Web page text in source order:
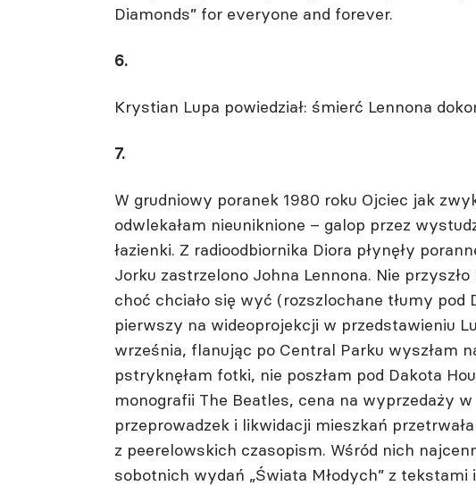
Diamonds” for everyone and forever.
6.
Krystian Lupa powiedział: śmierć Lennona
7.
W grudniowy poranek 1980 roku Ojciec jak
odwlekałam nieuniknione – galop przez
łazienki. Z radioodbiornika Diora płynęły
Jorku zastrzelono Johna Lennona. Nie
choć chciało się wyć (rozszlochane tłumy pod
pierwszy na wideoprojekcji w przedstawieniu
września, flanując po Central Parku wyszłam
pstryknęłam fotki, nie poszłam pod Dakota
monografii The Beatles, cena na wyprzedaży
przeprowadzek i likwidacji mieszkań
z peerelowskich czasopism. Wśród nich
sobotnich wydań „Świata Młodych” z